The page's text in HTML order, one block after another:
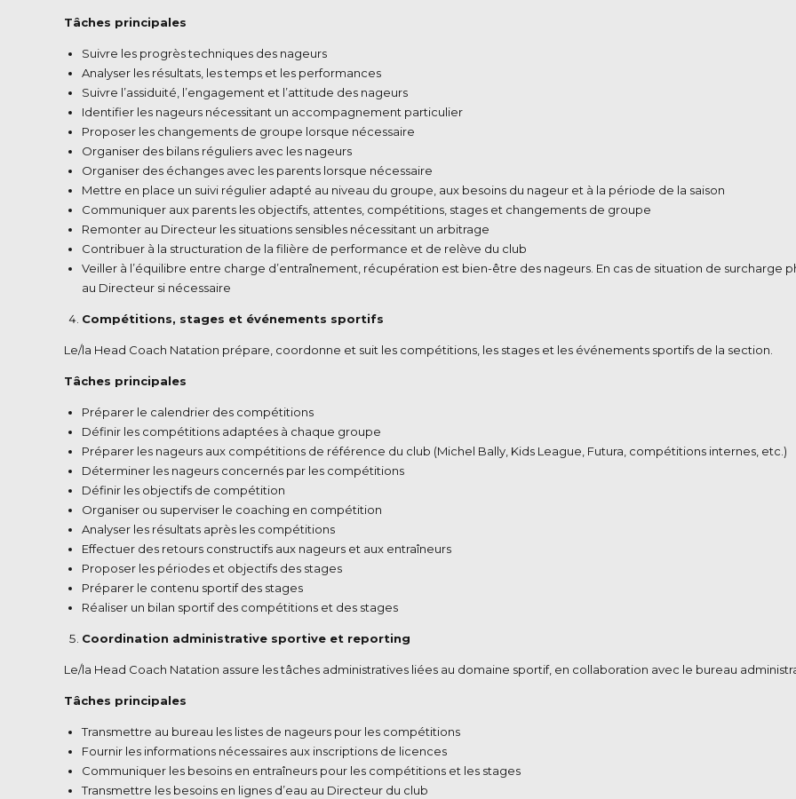
Tâches principales
Suivre les progrès techniques des nageurs
Analyser les résultats, les temps et les performances
Suivre l’assiduité, l’engagement et l’attitude des nageurs
Identifier les nageurs nécessitant un accompagnement particulier
Proposer les changements de groupe lorsque nécessaire
Organiser des bilans réguliers avec les nageurs
Organiser des échanges avec les parents lorsque nécessaire
Mettre en place un suivi régulier adapté au niveau du groupe, aux besoins du nageur et à la période de la saison
Communiquer aux parents les objectifs, attentes, compétitions, stages et changements de groupe
Remonter au Directeur les situations sensibles nécessitant un arbitrage
Contribuer à la structuration de la filière de performance et de relève du club
Veiller à l’équilibre entre charge d’entraînement, récupération est bien-être des nageurs. En cas de situation de surcharge
au Directeur si nécessaire
Compétitions, stages et événements sportifs
Le/la Head Coach Natation prépare, coordonne et suit les compétitions, les stages et les événements sportifs de la section.
Tâches principales
Préparer le calendrier des compétitions
Définir les compétitions adaptées à chaque groupe
Préparer les nageurs aux compétitions de référence du club (Michel Bally, Kids League, Futura, compétitions internes, etc.)
Déterminer les nageurs concernés par les compétitions
Définir les objectifs de compétition
Organiser ou superviser le coaching en compétition
Analyser les résultats après les compétitions
Effectuer des retours constructifs aux nageurs et aux entraîneurs
Proposer les périodes et objectifs des stages
Préparer le contenu sportif des stages
Réaliser un bilan sportif des compétitions et des stages
Coordination administrative sportive et reporting
Le/la Head Coach Natation assure les tâches administratives liées au domaine sportif, en collaboration avec le bureau
Tâches principales
Transmettre au bureau les listes de nageurs pour les compétitions
Fournir les informations nécessaires aux inscriptions de licences
Communiquer les besoins en entraîneurs pour les compétitions et les stages
Transmettre les besoins en lignes d’eau au Directeur du club